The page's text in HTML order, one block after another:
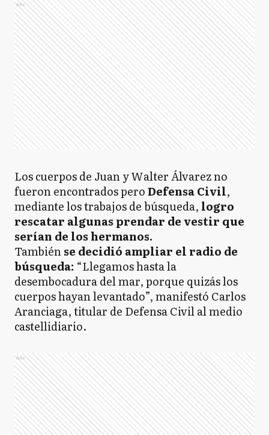
Ads
Los cuerpos de Juan y Walter Álvarez no
fueron encontrados peroDefensa Civil,
mediante los trabajos de búsqueda, logro
rescatar algunas prendar de vestir que
serían de los hermanos.
Tambiénse decidió ampliar el radio de
búsqueda: “Llegamos hasta la
desembocadura del mar, porque quizás los
cuerpos hayan levantado”, manifestó Carlos
Aranciaga, titular de Defensa Civil al medio
castellidiario.
Ads